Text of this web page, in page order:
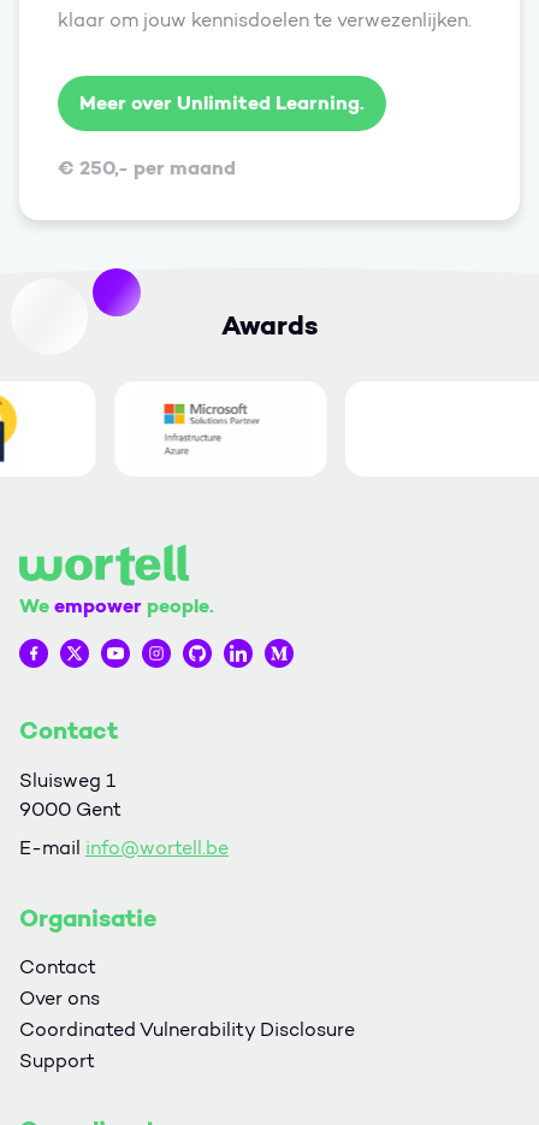
klaar om jouw kennisdoelen te verwezenlijken.
Meer over Unlimited Learning.
€ 250,- per maand
Awards
Weempower people.
Wortell op Facebook
Wortell op Twitter
Wortell op YouTube
Wortell op Instagram
Wortell op Github
Wortell op LinkedIn
Wortell op Medium
Contact
Sluisweg 1
9000 Gent
E-mail info@wortell.be
Organisatie
Contact
Over ons
Coordinated Vulnerability Disclosure
Support